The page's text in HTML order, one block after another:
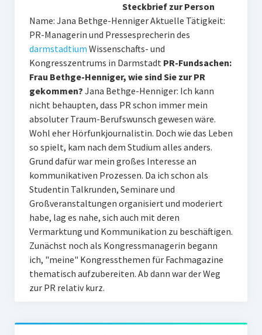
Steckbrief zur Person
Name: Jana Bethge-Henniger Aktuelle Tätigkeit:
PR-Managerin und Pressesprecherin des
darmstadtium Wissenschafts- und
Kongresszentrums in Darmstadt PR-Fundsachen:
Frau Bethge-Henniger, wie sind Sie zur PR
gekommen? Jana Bethge-Henniger: Ich kann
nicht behaupten, dass PR schon immer mein
absoluter Traum-Berufswunsch gewesen wäre.
Wohl eher Hörfunkjournalistin. Doch wie das Leben
so spielt, kam nach dem Studium alles anders.
Grund dafür war mein großes Interesse an
kommunikativen Prozessen. Da ich schon als
Studentin Talkrunden, Seminare und
Großveranstaltungen organisiert und moderiert
habe, lag es nahe, sich auch mit deren
Vermarktung und Kommunikation zu beschäftigen.
Zunächst noch als Kongressmanagerin begann
ich, "meine" Kongressthemen für Fachmagazine
thematisch aufzubereiten. Ab dann war der Weg
zur PR relativ kurz.